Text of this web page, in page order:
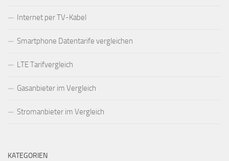
Internet per TV-Kabel
Smartphone Datentarife vergleichen
LTE Tarifvergleich
Gasanbieter im Vergleich
Stromanbieter im Vergleich
KATEGORIEN